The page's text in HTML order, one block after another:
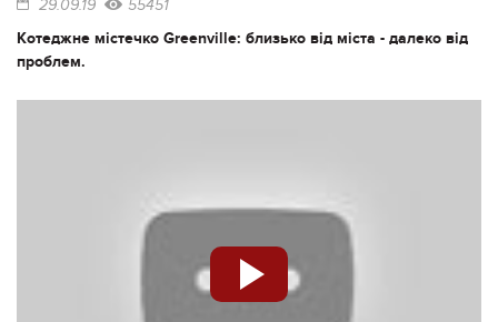
29.09.19 55451
Котеджне містечко Greenville: близько від міста - далеко від
проблем.